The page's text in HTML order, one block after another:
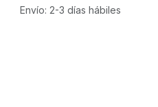
Envío: 2-3 días hábiles